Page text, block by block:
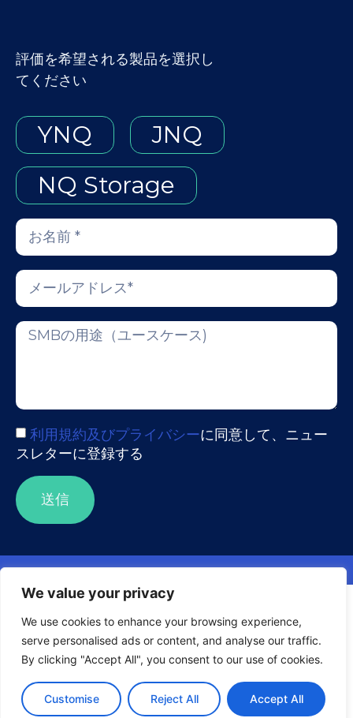
We value your privacy
We use cookies to enhance your browsing experience,
serve personalised ads or content, and analyse our traffic.
By clicking "Accept All", you consent to our use of cookies.
Customise Reject All Accept All
評価を希望される製品を選択し
てください
YNQ
JNQ
NQ Storage
利用規約及びプライバシーに同意して、ニュー
スレターに登録する
送信
アクセシビリティへの配慮について
利用規約及びプライバシー
Visuality systems uses technical, analytical, marketing, and
other cookies. These files are necessary to ensure smooth
operation of Voltabelting.com site and services and help
us remember you and your settings. For details, please
read ourPrivacy policy
Accept